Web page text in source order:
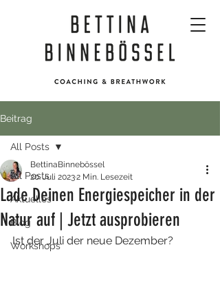
Beitrag
All Posts
Aktuelles
Blog
Workshops
All Posts
Lade Deinen Energiespeicher in der
Natur auf | Jetzt ausprobieren
BettinaBinnebössel
20. Juli 20232 Min. Lesezeit
Ist der Juli der neue Dezember?